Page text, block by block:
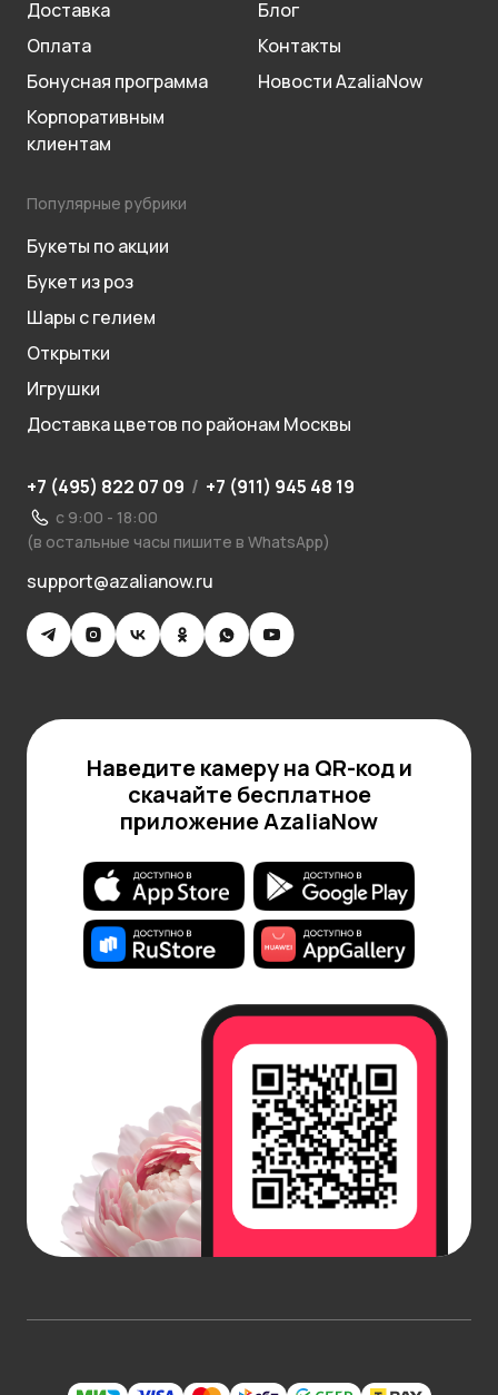
Доставка
Оплата
Бонусная программа
Корпоративным
клиентам
Блог
Контакты
Новости AzaliaNow
Популярные рубрики
Букеты по акции
Букет из роз
Шары с гелием
Открытки
Игрушки
Доставка цветов по районам Москвы
+7 (495) 822 07 09 / +7 (911) 945 48 19
с 9:00 - 18:00
(в остальные часы пишите в WhatsApp)
support@azalianow.ru
Наведите камеру на QR-код и
скачайте бесплатное
приложение AzaliaNow